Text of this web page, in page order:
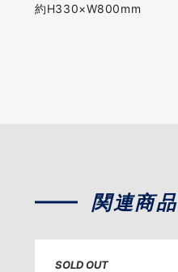
約H330×W800mm
関連商品
SOLD OUT